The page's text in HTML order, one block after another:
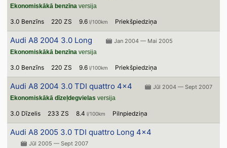
Ekonomiskākā benzīna versija
3.0 Benzīns 220 ZS 9.6l/100km Priekšpiedziņa
Audi A8 2004 3.0 Long
Jan 2004 — Mai 2005
Ekonomiskākā benzīna versija
3.0 Benzīns 220 ZS 9.6l/100km Priekšpiedziņa
Audi A8 2004 3.0 TDI quattro 4x4
Jūl 2004 — Sept 2007
Ekonomiskākā dīzeļdegvielas versija
3.0 Dīzelis 233 ZS 8.4l/100km Pilnpiedziņa
Audi A8 2005 3.0 TDI quattro Long 4x4
Jūl 2005 — Sept 2007